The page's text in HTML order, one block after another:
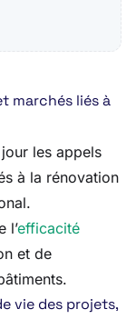
marchés liés à
les appels
à la rénovation
l’efficacité
et de
vie des projets,